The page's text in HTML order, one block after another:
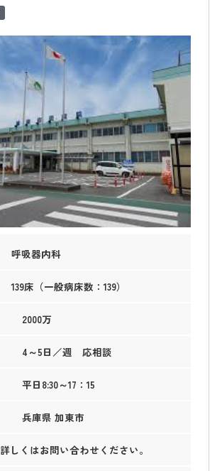
呼吸器内科
139床（一般病床数：139）
2000万
4～5日／週 応相談
平日8:30～17：15
兵庫県 加東市
詳しくはお問い合わせください。